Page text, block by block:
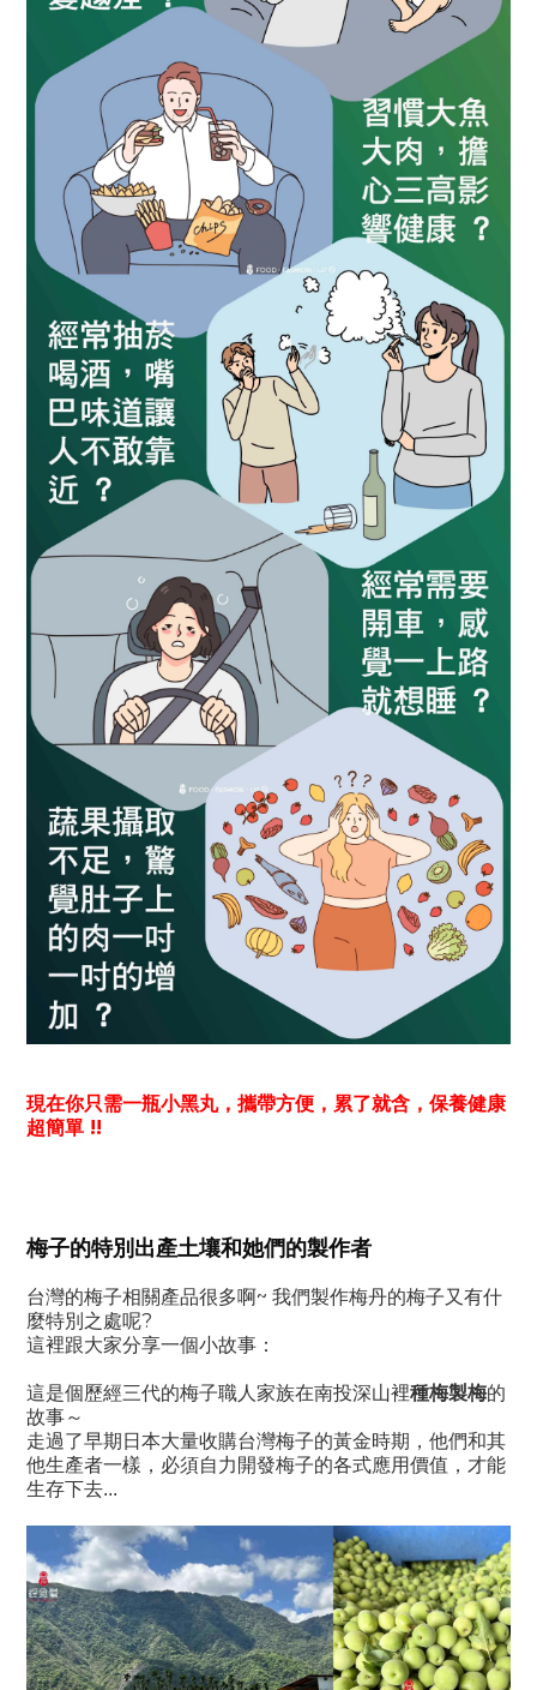
現在你只需一瓶小黑丸，攜帶方便，累了就含，保養健康
超簡單 !!
梅子的特別出產土壤和她們的製作者
台灣的梅子相關產品很多啊~ 我們製作梅丹的梅子又有什
麼特別之處呢?
這裡跟大家分享一個小故事：
這是個歷經三代的梅子職人家族在南投深山裡種梅製梅的
故事～
走過了早期日本大量收購台灣梅子的黃金時期，他們和其
他生產者一樣， 必須自力開發梅子的各式應用價值，才能
生存下去...